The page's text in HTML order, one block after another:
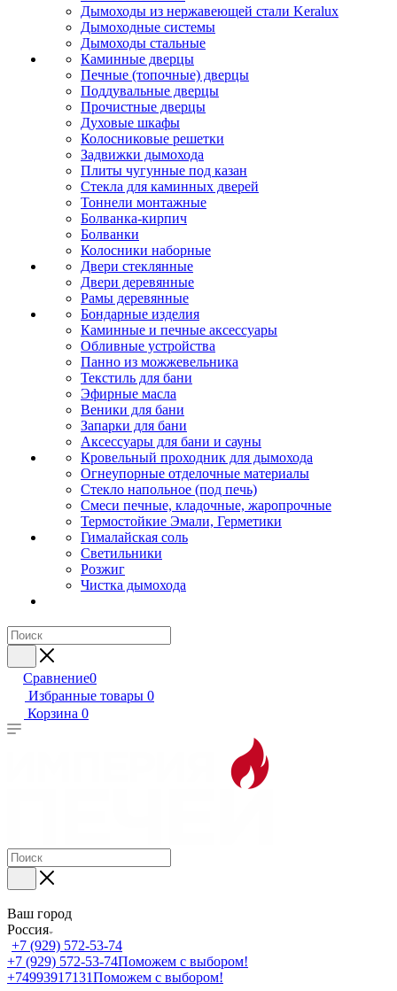
Дымоходы из нержавеющей стали Keralux
Дымоходные системы
Дымоходы стальные
Каминные дверцы
Печные (топочные) дверцы
Поддувальные дверцы
Прочистные дверцы
Духовые шкафы
Колосниковые решетки
Задвижки дымохода
Плиты чугунные под казан
Стекла для каминных дверей
Тоннели монтажные
Болванка-кирпич
Болванки
Колосники наборные
Двери стеклянные
Двери деревянные
Рамы деревянные
Бондарные изделия
Каминные и печные аксессуары
Обливные устройства
Панно из можжевельника
Текстиль для бани
Эфирные масла
Веники для бани
Запарки для бани
Аксессуары для бани и сауны
Кровельный проходник для дымохода
Огнеупорные отделочные материалы
Стекло напольное (под печь)
Смеси печные, кладочные, жаропрочные
Термостойкие Эмали, Герметики
Гималайская соль
Светильники
Розжиг
Чистка дымохода
Сравнение0
Избранные товары 0
Корзина 0
Ваш город
Россия
+7 (929) 572-53-74
+7 (929) 572-53-74Поможем с выбором!
+74993917131Поможем с выбором!